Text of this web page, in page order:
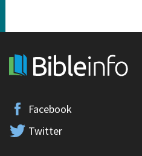
Facebook
Twitter